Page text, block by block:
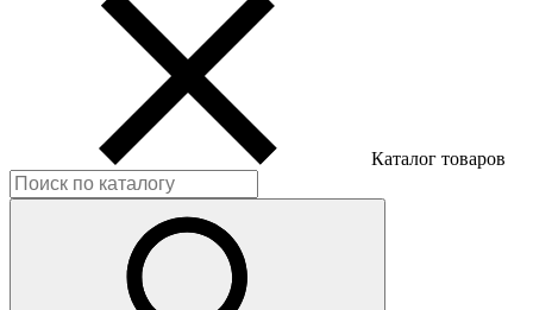
Каталог товаров